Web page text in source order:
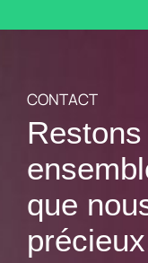
membres
des
CONTACT
que